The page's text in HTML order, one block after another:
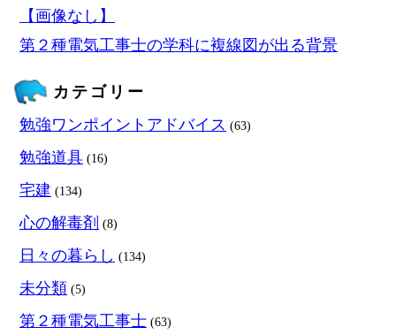
【画像なし】
第２種電気工事士の学科に複線図が出る背景
カテゴリー
勉強ワンポイントアドバイス (63)
勉強道具 (16)
宅建 (134)
心の解毒剤 (8)
日々の暮らし (134)
未分類 (5)
第２種電気工事士 (63)